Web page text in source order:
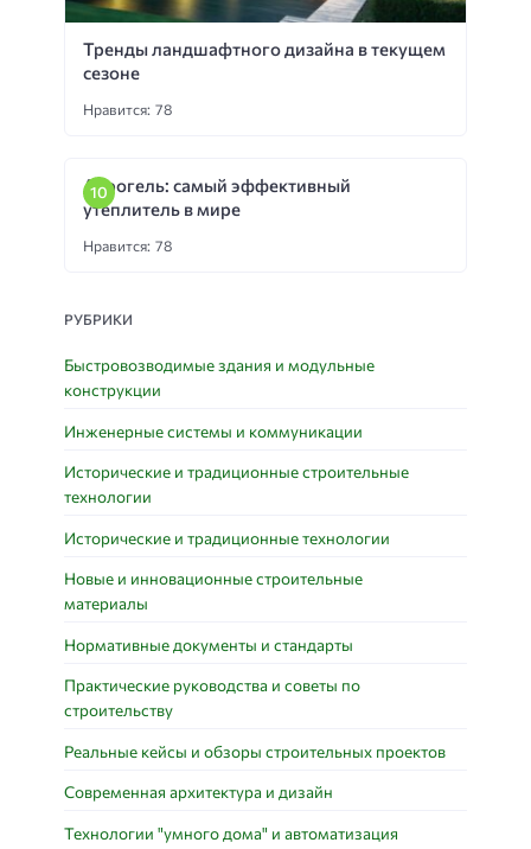
Тренды ландшафтного дизайна в текущем
сезоне
Нравится: 78
Аэрогель: самый эффективный
утеплитель в мире
Нравится: 78
РУБРИКИ
Быстровозводимые здания и модульные
конструкции
Инженерные системы и коммуникации
Исторические и традиционные строительные
технологии
Исторические и традиционные технологии
Новые и инновационные строительные
материалы
Нормативные документы и стандарты
Практические руководства и советы по
строительству
Реальные кейсы и обзоры строительных проектов
Современная архитектура и дизайн
Технологии "умного дома" и автоматизация